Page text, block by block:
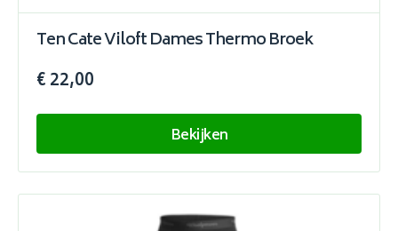
Ten Cate Viloft Dames Thermo Broek
€ 22,00
Bekijken